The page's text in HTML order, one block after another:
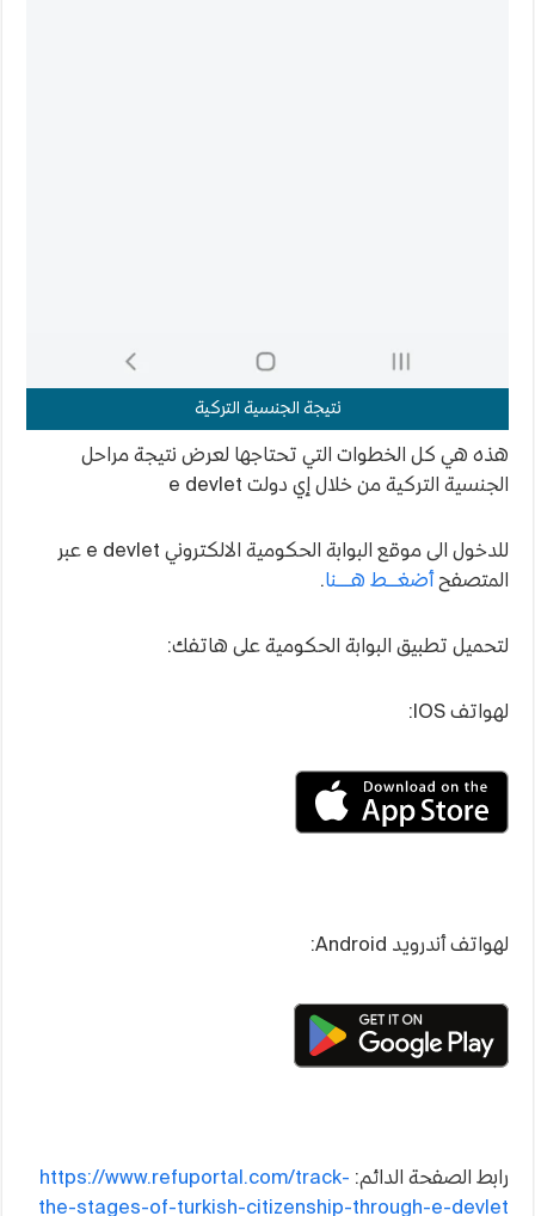
نتيجة الجنسية التركية
هذه هي كل الخطوات التي تحتاجها لعرض نتيجة مراحل
الجنسية التركية من خلال إي دولت e devlet
للدخول الى موقع البوابة الحكومية الالكتروني e devlet عبر
المتصفح أضغـــط هــــنا.
لتحميل تطبيق البوابة الحكومية على هاتفك:
لهواتف IOS:
لهواتف أندرويد Android:
رابط الصفحة الدائم: https://www.refuportal.com/track-
the-stages-of-turkish-citizenship-through-e-devlet